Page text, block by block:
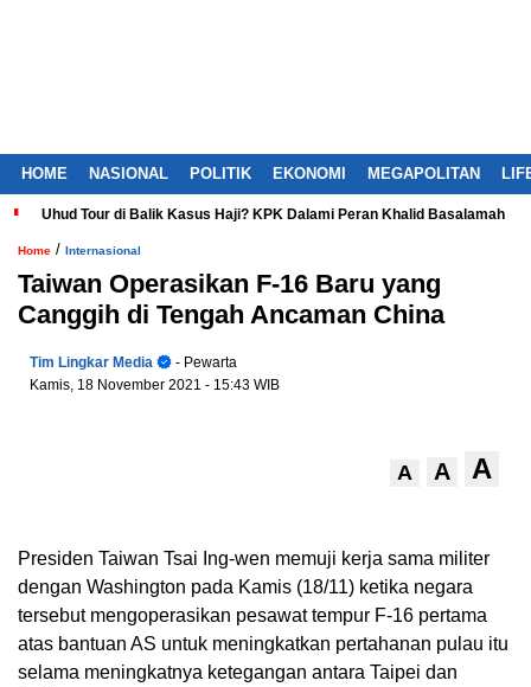
HOME NASIONAL POLITIK EKONOMI MEGAPOLITAN
Uhud Tour di Balik Kasus Haji? KPK Dalami Peran Khalid Basalamah
Home / Internasional
Taiwan Operasikan F-16 Baru yang
Canggih di Tengah Ancaman China
Tim Lingkar Media
- Pewarta
Kamis, 18 November 2021 - 15:43 WIB
A A A
Presiden Taiwan Tsai Ing-wen memuji kerja sama militer
dengan Washington pada Kamis (18/11) ketika negara
tersebut mengoperasikan pesawat tempur F-16 pertama
atas bantuan AS untuk meningkatkan pertahanan pulau itu
selama meningkatnya ketegangan antara Taipei dan